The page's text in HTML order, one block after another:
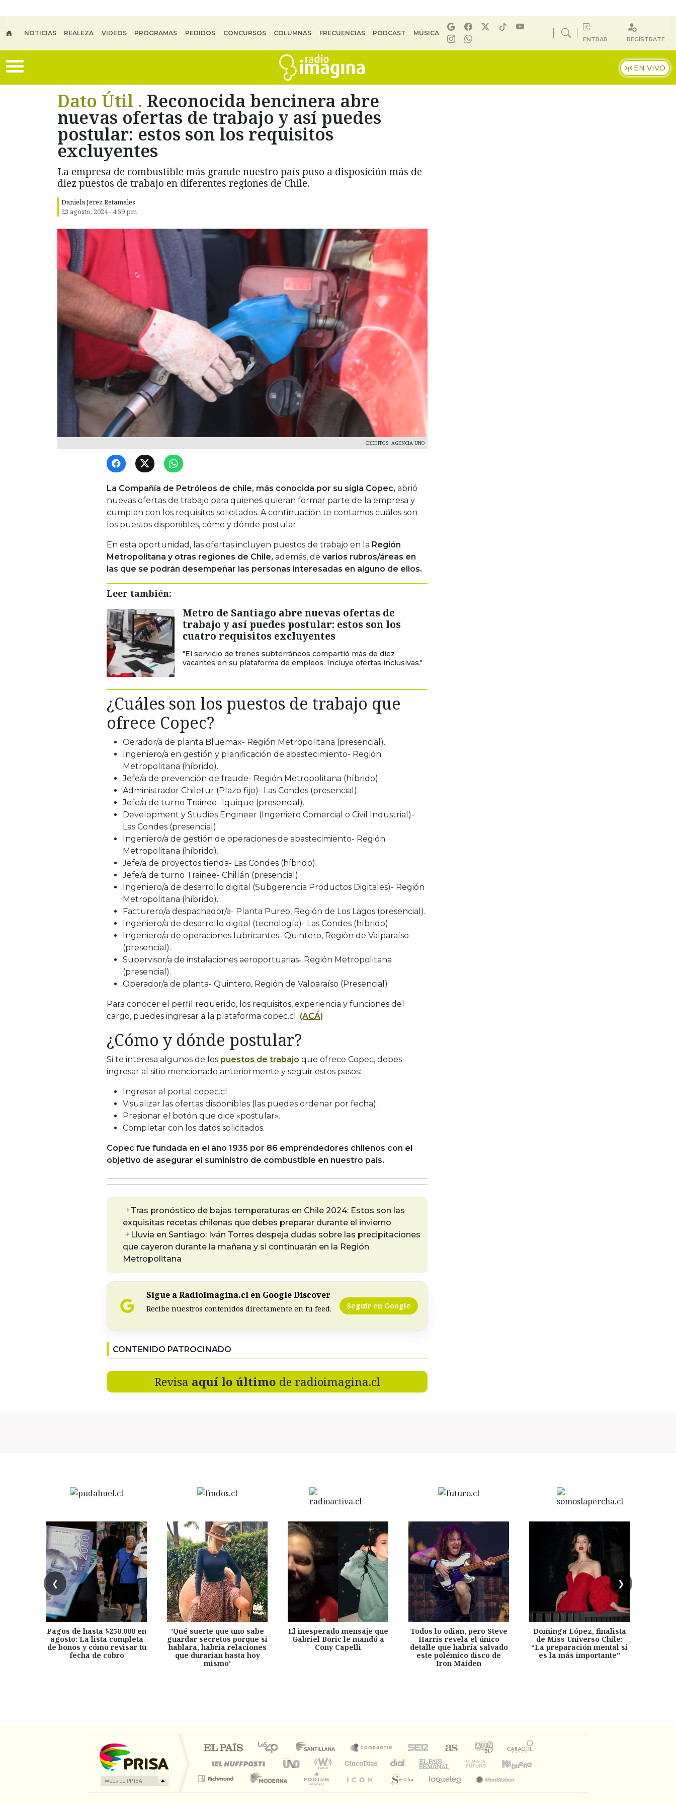
NOTICIAS REALEZA VIDEOS PROGRAMAS PEDIDOS CONCURSOS COLUMNAS FRECUENCIAS PODCAST MÚSICA
ENTRAR REGÍSTRATE
EN VIVO
Dato Útil . Reconocida bencinera abre
nuevas ofertas de trabajo y así puedes
postular: estos son los requisitos
excluyentes
La empresa de combustible más grande nuestro país puso a disposición más de
diez puestos de trabajo en diferentes regiones de Chile.
Daniela Jerez Retamales
23 agosto, 2024 - 4:59 pm
CRÉDITOS: AGENCIA UNO
La Compañía de Petróleos de chile, más conocida por su sigla Copec, abrió
nuevas ofertas de trabajo para quienes quieran formar parte de la empresa y
cumplan con los requisitos solicitados. A continuación te contamos cuáles son
los puestos disponibles, cómo y dónde postular.
En esta oportunidad, las ofertas incluyen puestos de trabajo en la Región
Metropolitana y otras regiones de Chile, además, de varios rubros/áreas en
las que se podrán desempeñar las personas interesadas en alguno de ellos.
Leer también:
Metro de Santiago abre nuevas ofertas de
trabajo y así puedes postular: estos son los
cuatro requisitos excluyentes
"El servicio de trenes subterráneos compartió más de diez
vacantes en su plataforma de empleos. Incluye ofertas inclusivas."
¿Cuáles son los puestos de trabajo que
ofrece Copec?
Oerador/a de planta Bluemax- Región Metropolitana (presencial).
Ingeniero/a en gestión y planificación de abastecimiento- Región
Metropolitana (híbrido).
Jefe/a de prevención de fraude- Región Metropolitana (híbrido)
Administrador Chiletur (Plazo fijo)- Las Condes (presencial).
Jefe/a de turno Trainee- Iquique (presencial).
Development y Studies Engineer (Ingeniero Comercial o Civil Industrial)-
Las Condes (presencial).
Ingeniero/a de gestión de operaciones de abastecimiento- Región
Metropolitana (híbrido).
Jefe/a de proyectos tienda- Las Condes (híbrido).
Jefe/a de turno Trainee- Chillán (presencial).
Ingeniero/a de desarrollo digital (Subgerencia Productos Digitales)- Región
Metropolitana (híbrido).
Facturero/a despachador/a- Planta Pureo, Región de Los Lagos (presencial).
Ingeniero/a de desarrollo digital (tecnología)- Las Condes (híbrido).
Ingeniero/a de operaciones lubricantes- Quintero, Región de Valparaíso
(presencial).
Supervisor/a de instalaciones aeroportuarias- Región Metropolitana
(presencial).
Operador/a de planta- Quintero, Región de Valparaíso (Presencial)
Para conocer el perfil requerido, los requisitos, experiencia y funciones del
cargo, puedes ingresar a la plataforma copec.cl. (ACÁ)
¿Cómo y dónde postular?
Si te interesa algunos de los puestos de trabajo que ofrece Copec, debes
ingresar al sitio mencionado anteriormente y seguir estos pasos:
Ingresar al portal copec.cl.
Visualizar las ofertas disponibles (las puedes ordenar por fecha).
Presionar el botón que dice «postular».
Completar con los datos solicitados.
Copec fue fundada en el año 1935 por 86 emprendedores chilenos con el
objetivo de asegurar el suministro de combustible en nuestro país.
Tras pronóstico de bajas temperaturas en Chile 2024: Estos son las
exquisitas recetas chilenas que debes preparar durante el invierno
Lluvia en Santiago: Iván Torres despeja dudas sobre las precipitaciones
que cayeron durante la mañana y si continuarán en la Región
Metropolitana
Sigue a RadioImagina.cl en Google Discover
Recibe nuestros contenidos directamente en tu feed. Seguir en Google
CONTENIDO PATROCINADO
Revisa aquí lo último de radioimagina.cl
❮ ❯
Pagos de hasta $250.000 en
agosto: La lista completa
de bonos y cómo revisar tu
fecha de cobro
'Qué suerte que uno sabe
guardar secretos porque si
hablara, habría relaciones
que durarían hasta hoy
mismo'
El inesperado mensaje que
Gabriel Boric le mandó a
Cony Capelli
Todos lo odian, pero Steve
Harris revela el único
detalle que habría salvado
este polémico disco de
Iron Maiden
Dominga López, finalista
de Miss Universo Chile:
“La preparación mental sí
es la más importante”